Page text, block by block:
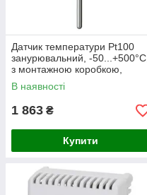
Датчик температури Pt100
занурювальний, -50...+500°C,
з монтажною коробкою,
штуцер М20х1,5
В наявності
1 863 ₴
Купити